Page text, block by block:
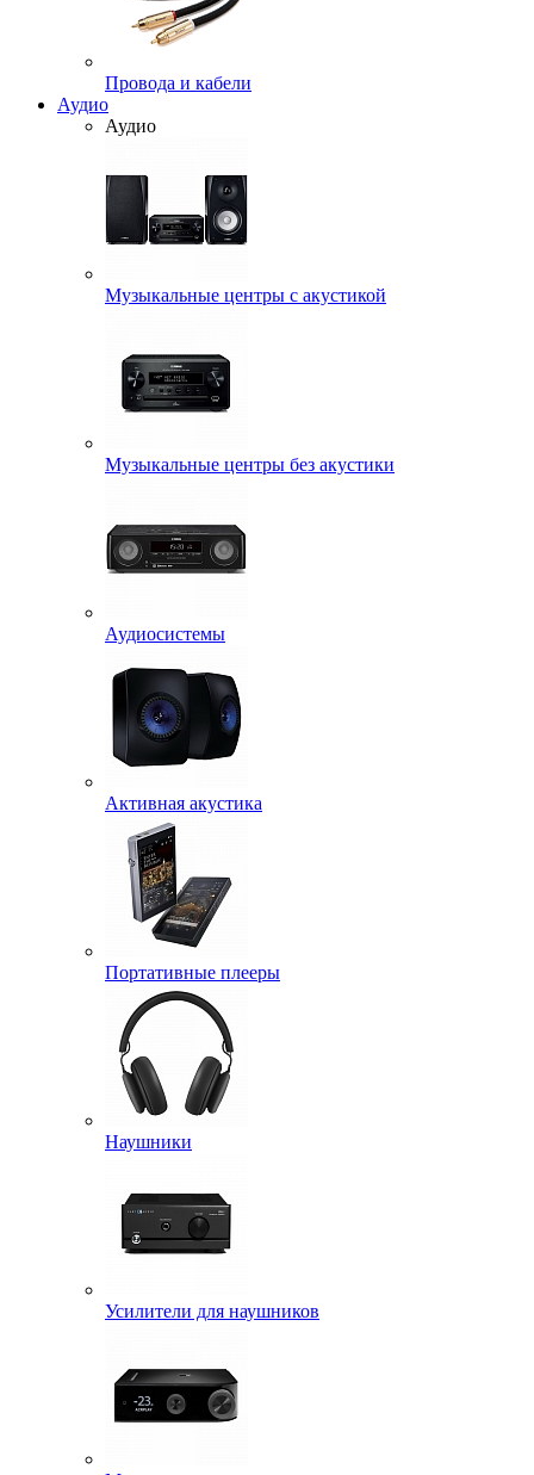
Провода и кабели
Аудио
Аудио
Музыкальные центры с акустикой
Музыкальные центры без акустики
Аудиосистемы
Активная акустика
Портативные плееры
Наушники
Усилители для наушников